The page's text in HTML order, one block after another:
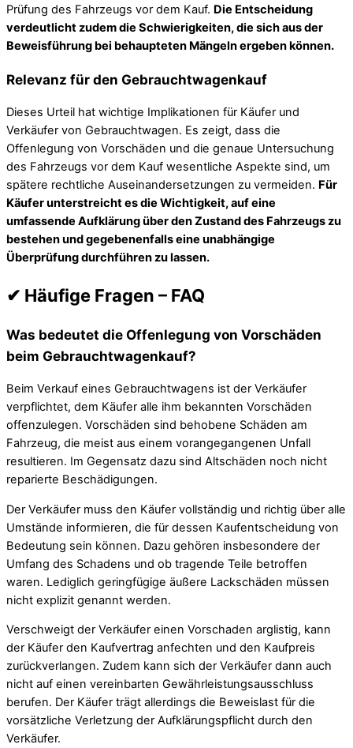
Prüfung des Fahrzeugs vor dem Kauf. Die Entscheidung
verdeutlicht zudem die Schwierigkeiten, die sich aus der
Beweisführung bei behaupteten Mängeln ergeben können.
Relevanz für den Gebrauchtwagenkauf
Dieses Urteil hat wichtige Implikationen für Käufer und
Verkäufer von Gebrauchtwagen. Es zeigt, dass die
Offenlegung von Vorschäden und die genaue Untersuchung
des Fahrzeugs vor dem Kauf wesentliche Aspekte sind, um
spätere rechtliche Auseinandersetzungen zu vermeiden. Für
Käufer unterstreicht es die Wichtigkeit, auf eine
umfassende Aufklärung über den Zustand des Fahrzeugs zu
bestehen und gegebenenfalls eine unabhängige
Überprüfung durchführen zu lassen.
✔ Häufige Fragen – FAQ
Was bedeutet die Offenlegung von Vorschäden
beim Gebrauchtwagenkauf?
Beim Verkauf eines Gebrauchtwagens ist der Verkäufer
verpflichtet, dem Käufer alle ihm bekannten Vorschäden
offenzulegen. Vorschäden sind behobene Schäden am
Fahrzeug, die meist aus einem vorangegangenen Unfall
resultieren. Im Gegensatz dazu sind Altschäden noch nicht
reparierte Beschädigungen.
Der Verkäufer muss den Käufer vollständig und richtig über alle
Umstände informieren, die für dessen Kaufentscheidung von
Bedeutung sein können. Dazu gehören insbesondere der
Umfang des Schadens und ob tragende Teile betroffen
waren. Lediglich geringfügige äußere Lackschäden müssen
nicht explizit genannt werden.
Verschweigt der Verkäufer einen Vorschaden arglistig, kann
der Käufer den Kaufvertrag anfechten und den Kaufpreis
zurückverlangen. Zudem kann sich der Verkäufer dann auch
nicht auf einen vereinbarten Gewährleistungsausschluss
berufen. Der Käufer trägt allerdings die Beweislast für die
vorsätzliche Verletzung der Aufklärungspflicht durch den
Verkäufer.